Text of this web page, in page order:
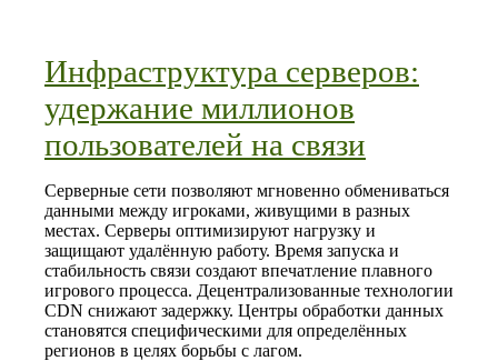
Инфраструктура серверов:
удержание миллионов
пользователей на связи
Серверные сети позволяют мгновенно обмениваться
данными между игроками, живущими в разных
местах. Серверы оптимизируют нагрузку и
защищают удалённую работу. Время запуска и
стабильность связи создают впечатление плавного
игрового процесса. Децентрализованные технологии
CDN снижают задержку. Центры обработки данных
становятся специфическими для определённых
регионов в целях борьбы с лагом.